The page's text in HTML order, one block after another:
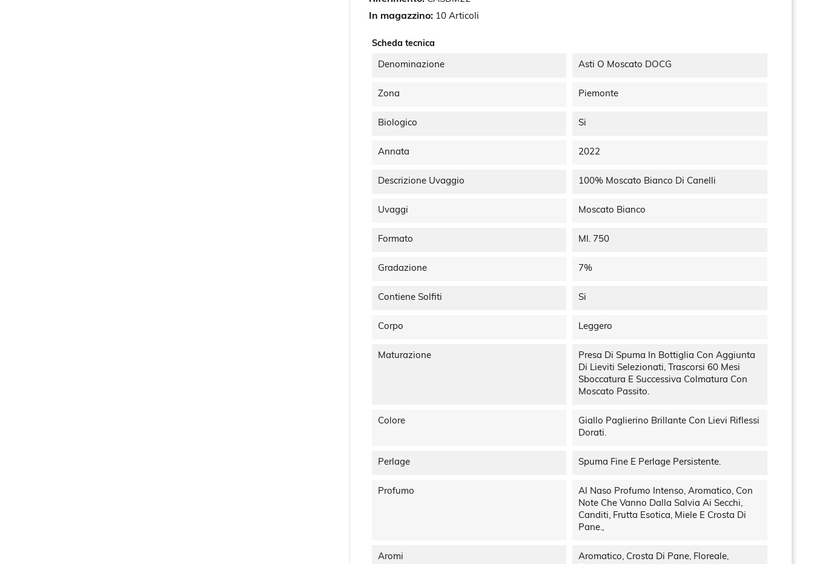
In magazzino: 10 Articoli
Scheda tecnica
Denominazione Asti O Moscato DOCG
Zona Piemonte
Biologico Si
Annata 2022
Descrizione Uvaggio 100% Moscato Bianco Di Canelli
Uvaggi Moscato Bianco
Formato Ml. 750
Gradazione 7%
Contiene Solfiti Si
Corpo Leggero
Maturazione
Presa Di Spuma In Bottiglia Con Aggiunta
Di Lieviti Selezionati, Trascorsi 60 Mesi
Sboccatura E Successiva Colmatura Con
Moscato Passito.
Colore
Giallo Paglierino Brillante Con Lievi Riflessi
Dorati.
Perlage Spuma Fine E Perlage Persistente.
Profumo
Al Naso Profumo Intenso, Aromatico, Con
Note Che Vanno Dalla Salvia Ai Secchi,
Canditi, Frutta Esotica, Miele E Crosta Di
Pane.,
Aromi
Aromatico, Crosta Di Pane, Floreale,